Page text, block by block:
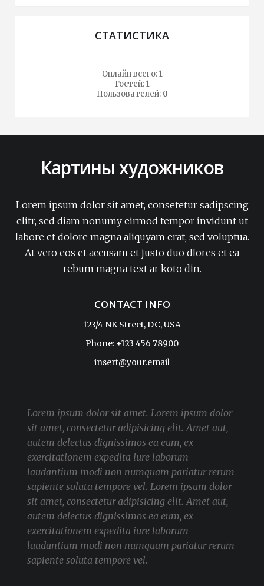
СТАТИСТИКА
Онлайн всего:1
Гостей:1
Пользователей: 0
Картины художников
Lorem ipsum dolor sit amet, consetetur sadipscing
elitr, sed diam nonumy eirmod tempor invidunt ut
labore et dolore magna aliquyam erat, sed voluptua.
At vero eos et accusam et justo duo dlores et ea
rebum magna text ar koto din.
CONTACT INFO
123/4 NK Street, DC, USA
Phone: +123 456 78900
insert@your.email
Lorem ipsum dolor sit amet. Lorem ipsum dolor
sit amet, consectetur adipisicing elit. Amet aut,
autem delectus dignissimos ea eum, ex
exercitationem expedita iure laborum
laudantium modi non numquam pariatur rerum
sapiente soluta tempore vel. Lorem ipsum dolor
sit amet, consectetur adipisicing elit. Amet aut,
autem delectus dignissimos ea eum, ex
exercitationem expedita iure laborum
laudantium modi non numquam pariatur rerum
sapiente soluta tempore vel.